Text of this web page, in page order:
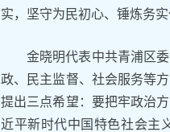
实，坚守为民初心、锤炼务
金晓明代表中共青浦区
政、民主监督、社会服务等
提出三点希望：要把牢政治
近平新时代中国特色社会主